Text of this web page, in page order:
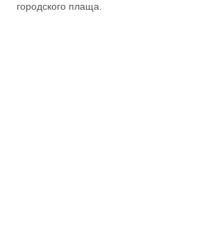
городского плаща.